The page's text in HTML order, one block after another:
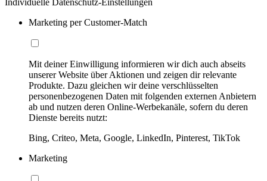
Individuelle Datenschutz-Einstellungen
Marketing per Customer-Match
Mit deiner Einwilligung informieren wir dich auch abseits
unserer Website über Aktionen und zeigen dir relevante
Produkte. Dazu gleichen wir deine verschlüsselten
personenbezogenen Daten mit folgenden externen Anbietern
ab und nutzen deren Online-Werbekanäle, sofern du deren
Dienste bereits nutzt:
Bing, Criteo, Meta, Google, LinkedIn, Pinterest, TikTok
Marketing